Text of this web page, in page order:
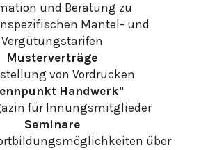
und Beratung zu
Mantel- und
Vergütungstarifen
Musterverträge
von Vordrucken
Handwerk"
für Innungsmitglieder
Seminare
über